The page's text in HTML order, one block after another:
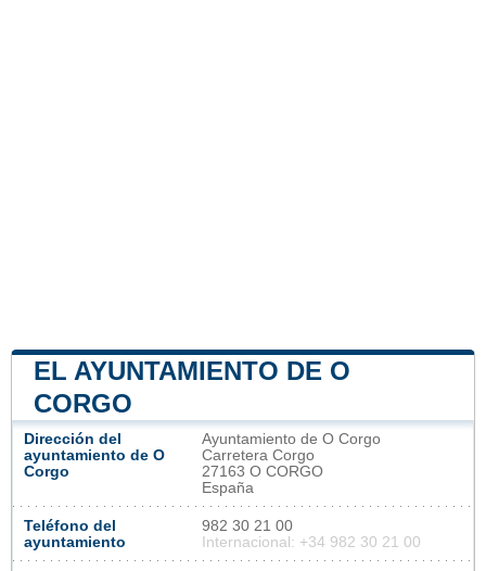
EL AYUNTAMIENTO DE O
CORGO
Dirección del
ayuntamiento de O
Corgo
Ayuntamiento de O Corgo
Carretera Corgo
27163 O CORGO
España
Teléfono del
ayuntamiento
982 30 21 00
Internacional: +34 982 30 21 00